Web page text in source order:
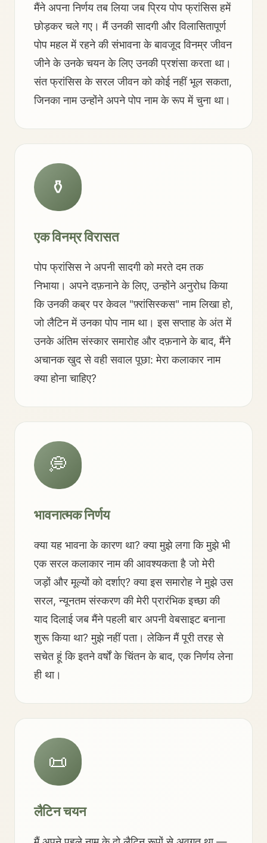
मैंने अपना निर्णय तब लिया जब प्रिय पोप फ्रांसिस हमें
छोड़कर चले गए। मैं उनकी सादगी और विलासितापूर्ण
पोप महल में रहने की संभावना के बावजूद विनम्र जीवन
जीने के उनके चयन के लिए उनकी प्रशंसा करता था।
संत फ्रांसिस के सरल जीवन को कोई नहीं भूल सकता,
जिनका नाम उन्होंने अपने पोप नाम के रूप में चुना था।
⚱️
एक विनम्र विरासत
पोप फ्रांसिस ने अपनी सादगी को मरते दम तक
निभाया। अपने दफ़नाने के लिए, उन्होंने अनुरोध किया
कि उनकी कब्र पर केवल "फ़्रांसिस्कस" नाम लिखा हो,
जो लैटिन में उनका पोप नाम था। इस सप्ताह के अंत में
उनके अंतिम संस्कार समारोह और दफ़नाने के बाद, मैंने
अचानक खुद से वही सवाल पूछा: मेरा कलाकार नाम
क्या होना चाहिए?
💭
भावनात्मक निर्णय
क्या यह भावना के कारण था? क्या मुझे लगा कि मुझे भी
एक सरल कलाकार नाम की आवश्यकता है जो मेरी
जड़ों और मूल्यों को दर्शाए? क्या इस समारोह ने मुझे उस
सरल, न्यूनतम संस्करण की मेरी प्रारंभिक इच्छा की
याद दिलाई जब मैंने पहली बार अपनी वेबसाइट बनाना
शुरू किया था? मुझे नहीं पता। लेकिन मैं पूरी तरह से
सचेत हूं कि इतने वर्षों के चिंतन के बाद, एक निर्णय लेना
ही था।
📜
लैटिन चयन